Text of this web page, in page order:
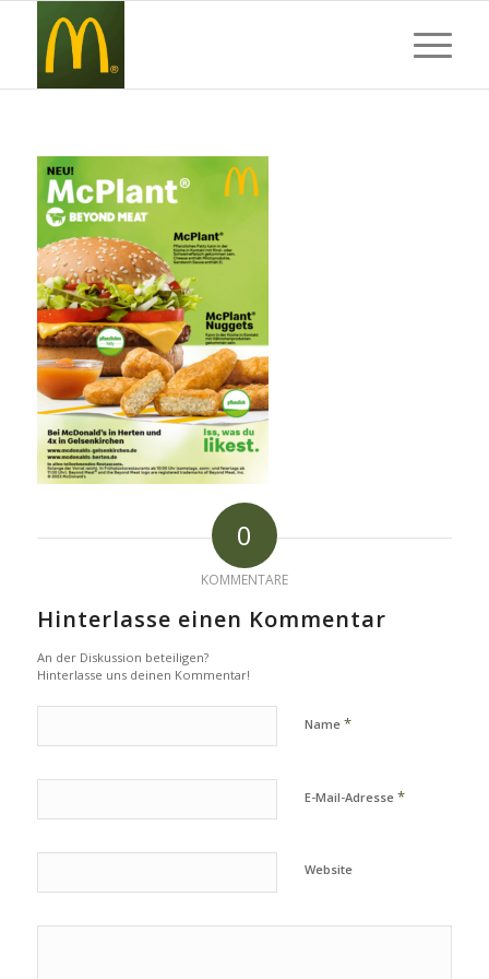
0
KOMMENTARE
Hinterlasse einen Kommentar
An der Diskussion beteiligen?
Hinterlasse uns deinen Kommentar!
Name *
E-Mail-Adresse *
Website